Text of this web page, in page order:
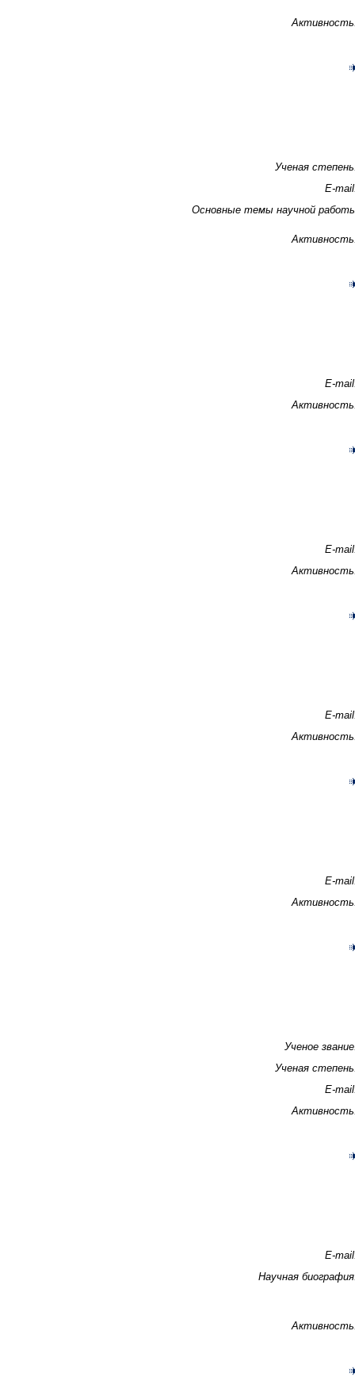
Ученая
E-
Основные темы научной
E-
E-
E-
E-
Ученое
Ученая
E-
E-
Научная